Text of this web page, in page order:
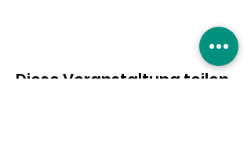
Diese Veranstaltung teilen